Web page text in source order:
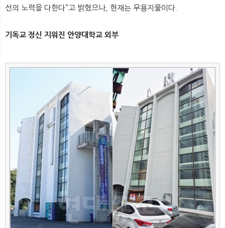
선의 노력을 다한다”고 밝혔으나, 현재는 무용지물이다.
기독교 정신 지워진 안양대학교 외부